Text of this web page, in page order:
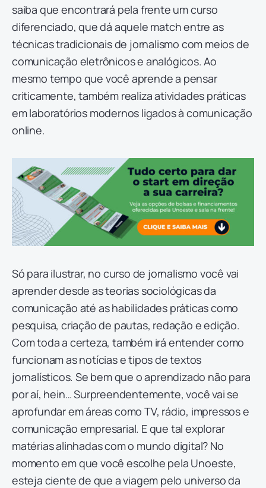
saiba que encontrará pela frente um curso
diferenciado, que dá aquele match entre as
técnicas tradicionais de jornalismo com meios de
comunicação eletrônicos e analógicos. Ao
mesmo tempo que você aprende a pensar
criticamente, também realiza atividades práticas
em laboratórios modernos ligados à comunicação
online.
Só para ilustrar, no curso de jornalismo você vai
aprender desde as teorias sociológicas da
comunicação até as habilidades práticas como
pesquisa, criação de pautas, redação e edição.
Com toda a certeza, também irá entender como
funcionam as notícias e tipos de textos
jornalísticos. Se bem que o aprendizado não para
por aí, hein… Surpreendentemente, você vai se
aprofundar em áreas como TV, rádio, impressos e
comunicação empresarial. E que tal explorar
matérias alinhadas com o mundo digital? No
momento em que você escolhe pela Unoeste,
esteja ciente de que a viagem pelo universo da